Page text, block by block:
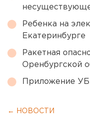
Ребенка на
Екатеринбурге
Ракетная
Оренбургской
Приложение
← НОВОСТИ